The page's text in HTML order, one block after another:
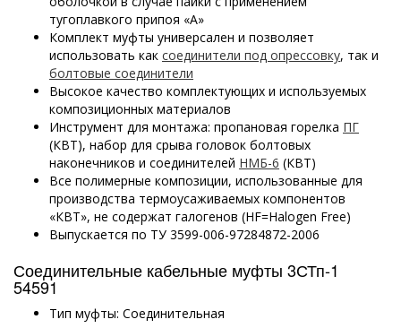
тугоплавкого припоя «А»
Комплект муфты универсален и позволяет
использовать как соединители под опрессовку, так и
болтовые соединители
Высокое качество комплектующих и используемых
композиционных материалов
Инструмент для монтажа: пропановая горелка ПГ
(КВТ), набор для срыва головок болтовых
наконечников и соединителей НМБ-6 (КВТ)
Все полимерные композиции, использованные для
производства термоусаживаемых компонентов
«КВТ», не содержат галогенов (HF=Halogen Free)
Выпускается по ТУ 3599-006-97284872-2006
Соединительные кабельные муфты 3СТп-1
54591
Тип муфты: Соединительная